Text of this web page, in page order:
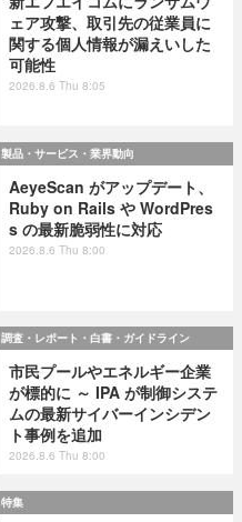
ェア攻撃、取引先の従業員に
関する個人情報が漏えいした
可能性
2026.8.6 Thu 8:05
製品・サービス・業界動向
AeyeScan がアップデート、
Ruby on Rails や WordPres
s の最新脆弱性に対応
2026.8.6 Thu 8:00
調査・レポート・白書・ガイドライン
市民プールやエネルギー企業
が標的に ～ IPA が制御システ
ムの最新サイバーインシデン
ト事例を追加
2026.8.6 Thu 8:00
特集